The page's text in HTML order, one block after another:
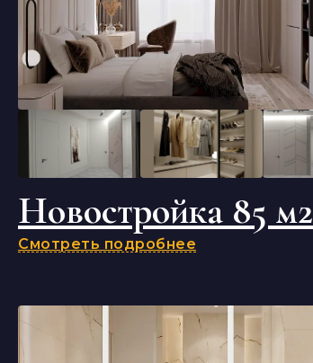
Новостройка 85 м2
Смотреть подробнее